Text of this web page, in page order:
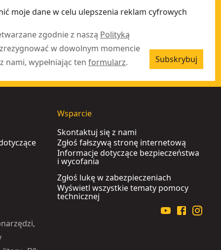
moje dane w celu ulepszenia reklam cyfrowych
zgodnie z naszą Polityką
w dowolnym momencie
nami, wypełniając ten formularz. Subskrybuj
Wsparcie
Skontaktuj się z nami
Zgłoś fałszywą stronę internetową
Informacje dotyczące bezpieczeństwa
i wycofania
Zgłoś lukę w zabezpieczeniach
Wyświetl wszystkie tematy pomocy
technicznej